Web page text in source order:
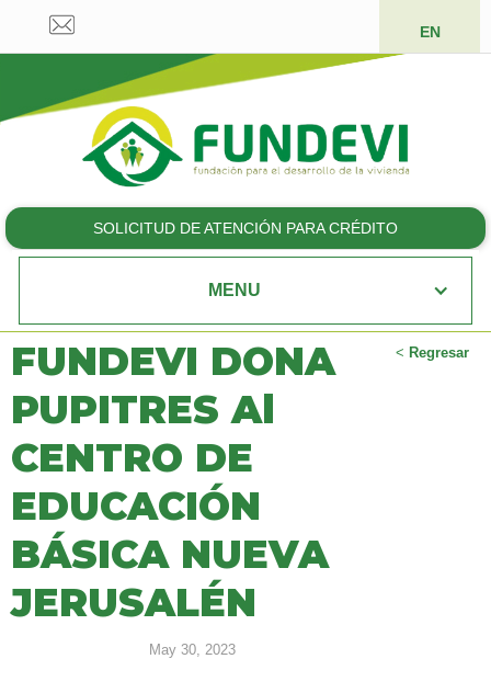
EN
SOLICITUD DE ATENCIÓN PARA CRÉDITO
MENU
< Regresar
FUNDEVI DONA
PUPITRES Al
CENTRO DE
EDUCACIÓN
BÁSICA NUEVA
JERUSALÉN
May 30, 2023